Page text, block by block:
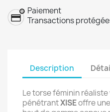
Paiement
Transactions
Description
Le torse féminin
pénétrantXISEoffre